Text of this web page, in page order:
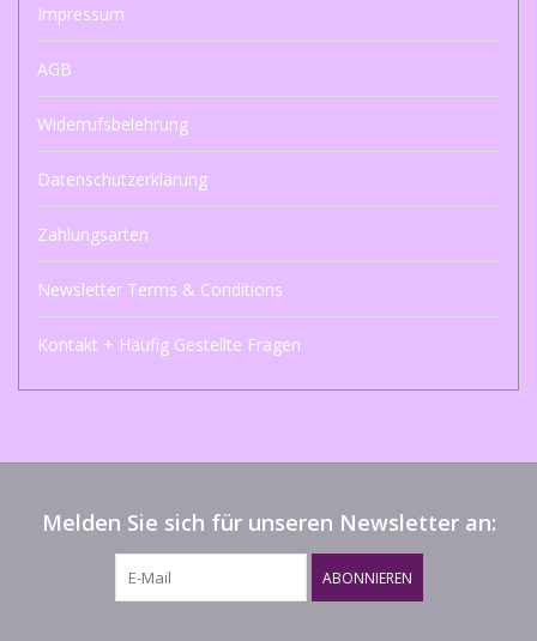
Impressum
AGB
Widerrufsbelehrung
Datenschutzerklärung
Zahlungsarten
Newsletter Terms & Conditions
Kontakt + Häufig Gestellte Fragen
Melden Sie sich für unseren Newsletter an:
ABONNIEREN